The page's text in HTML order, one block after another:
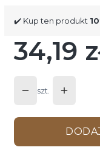
✔️ Kup ten produkt
Cena
34,19
szt.